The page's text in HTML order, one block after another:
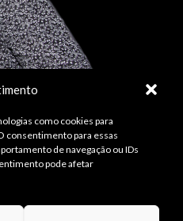
como cookies para
consentimento para essas
de navegação ou IDs
pode afetar